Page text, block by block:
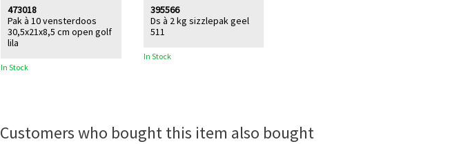
Pak à 10 vensterdoos
30,5x21x8,5 cm open golf
lila
473018
In Stock
Ds à 2 kg sizzlepak geel
511
395566
In Stock
Customers who bought this item also bought